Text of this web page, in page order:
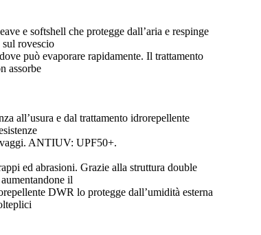
e softshell che protegge dall’aria e respinge
rovescio
può evaporare rapidamente. Il trattamento
assorbe
all’usura e dal trattamento idrorepellente
ANTIUV: UPF50+.
ed abrasioni. Grazie alla struttura double
il
DWR lo protegge dall’umidità esterna